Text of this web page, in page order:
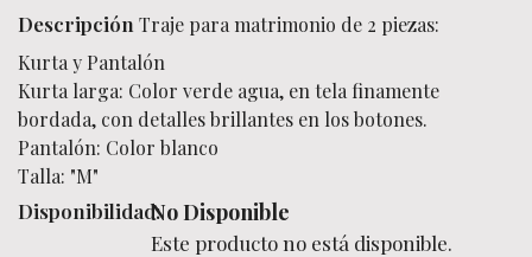
Descripción Traje para matrimonio de 2 piezas:
Kurta y Pantalón
Kurta larga: Color verde agua, en tela finamente
bordada, con detalles brillantes en los botones.
Pantalón: Color blanco
Talla: "M"
Disponibilidad:No Disponible
Este producto no está disponible.